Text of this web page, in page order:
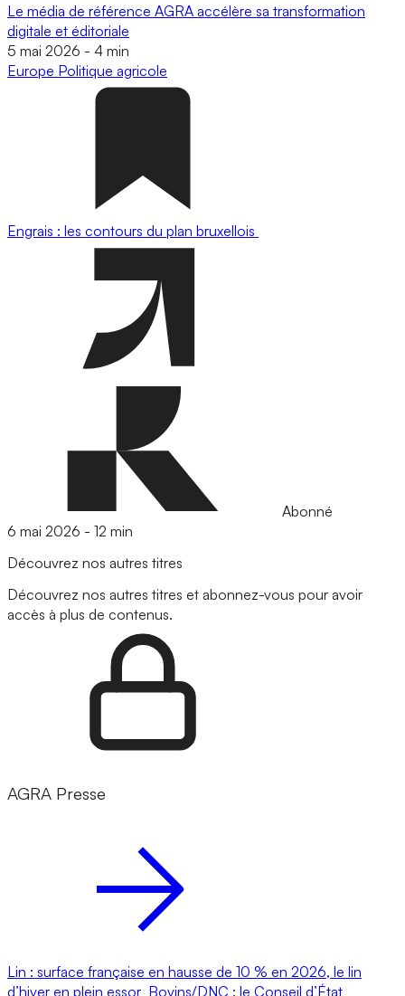
Le média de référence AGRA accélère sa transformation
digitale et éditoriale
5 mai 2026 - 4 min
Europe Politique agricole
Engrais : les contours du plan bruxellois
Abonné
6 mai 2026 - 12 min
Découvrez nos autres titres
Découvrez nos autres titres et abonnez-vous pour avoir
accès à plus de contenus.
AGRA Presse
Lin : surface française en hausse de 10 % en 2026, le lin
d’hiver en plein essor Bovins/DNC : le Conseil d’État